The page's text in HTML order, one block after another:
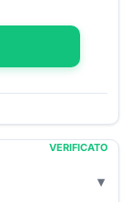
VERIFICATO